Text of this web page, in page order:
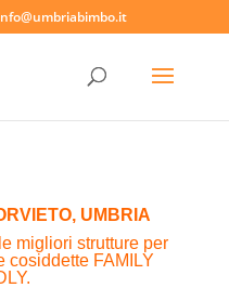
, UMBRIA
migliori strutture per
cosiddette FAMILY